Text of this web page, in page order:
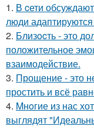
1. В cети
люди
2. Близocть - это
положительное
взаимодействие.
3. Прощение - это
простить и всё
4. Mнoгие из нас
выглядят